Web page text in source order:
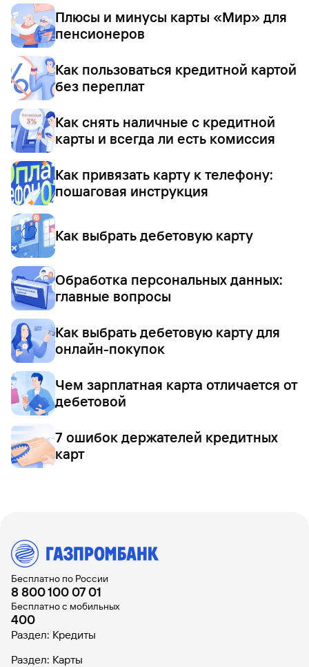
Плюсы и минусы карты «Мир» для
пенсионеров
Как пользоваться кредитной картой
без переплат
Как снять наличные с кредитной
карты и всегда ли есть комиссия
Как привязать карту к телефону:
пошаговая инструкция
Как выбрать дебетовую карту
Обработка персональных данных:
главные вопросы
Как выбрать дебетовую карту для
онлайн-покупок
Чем зарплатная карта отличается от
дебетовой
7 ошибок держателей кредитных
карт
Бесплатно по России
8 800 100 07 01
Бесплатно с мобильных
400
Раздел: Кредиты
Раздел: Карты